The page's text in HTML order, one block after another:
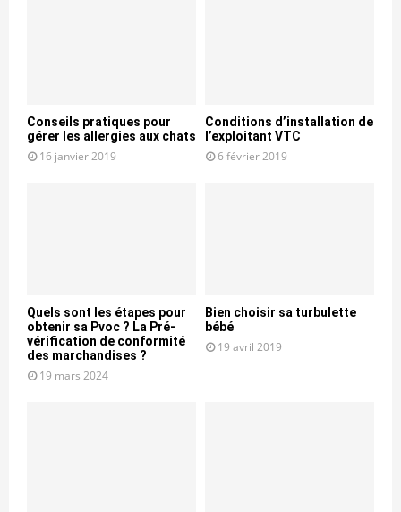
Conseils pratiques pour
gérer les allergies aux chats
16 janvier 2019
Conditions d’installation de
l’exploitant VTC
6 février 2019
Quels sont les étapes pour
obtenir sa Pvoc ? La Pré-
vérification de conformité
des marchandises ?
19 mars 2024
Bien choisir sa turbulette
bébé
19 avril 2019